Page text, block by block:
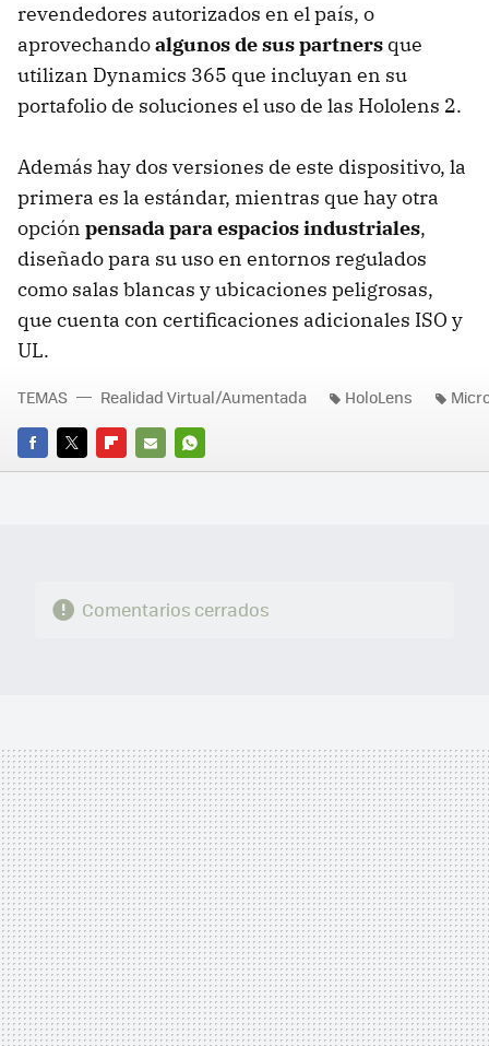
revendedores autorizados en el país, o
aprovechandoalgunos de sus partners que
utilizan Dynamics 365 que incluyan en su
portafolio de soluciones el uso de las Hololens 2.
Además hay dos versiones de este dispositivo, la
primera es la estándar, mientras que hay otra
opción pensada para espacios industriales,
diseñado para su uso en entornos regulados
como salas blancas y ubicaciones peligrosas,
que cuenta con certificaciones adicionales ISO y
UL.
FACEBOOK
TWITTERFLIPBOARD
E-
WHATSAPP
TEMAS Realidad Virtual/Aumentada HoloLens
Comentarios cerrados